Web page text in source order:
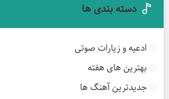
دسته بندی ها
ادعیه و زیارات صوتی
بهترین های هفته
جدیدترین آهنگ ها